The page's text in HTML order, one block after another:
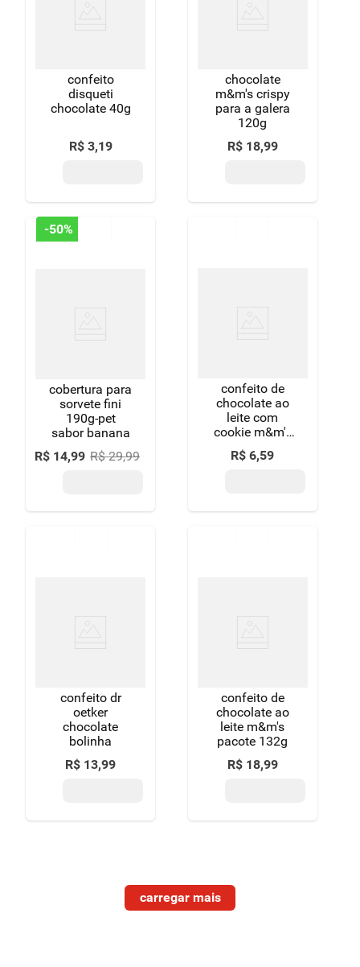
confeito
disqueti
chocolate 40g
R$ 3,19
chocolate
m&m's crispy
para a galera
120g
R$ 18,99
-50%
cobertura para
sorvete fini
190g-pet
sabor banana
R$ 14,99 R$ 29,99
confeito de
chocolate ao
leite com
cookie m&m's
pacote 35g
R$ 6,59
confeito dr
oetker
chocolate
bolinha
R$ 13,99
confeito de
chocolate ao
leite m&m's
pacote 132g
R$ 18,99